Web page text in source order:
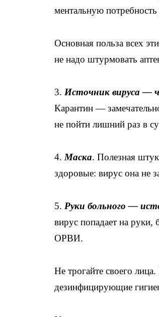
ментальную
Основная польза всех
не надо штурмовать
3. Источник вируса —
Карантин —
не пойти лишний раз в
4. Маска. Полезная
здоровые: вирус она не
5. Руки больного —
вирус попадает на руки,
ОРВИ.
Не трогайте своего
дезинфицирующие